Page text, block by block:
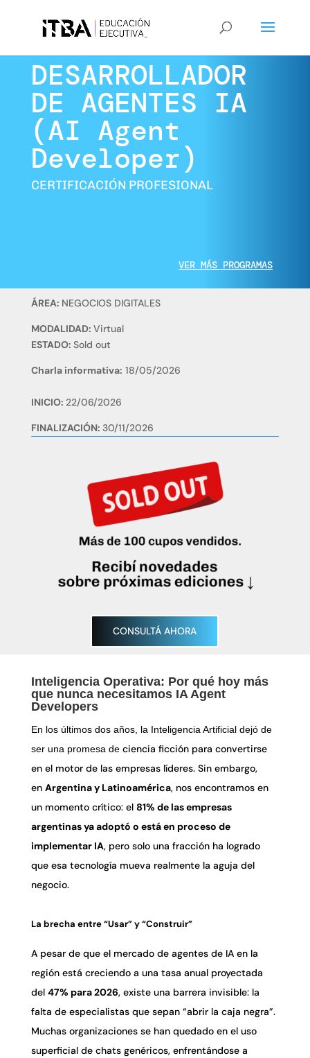
DESARROLLADOR
DE AGENTES IA
(AI Agent
Developer)
CERTIFICACIÓN PROFESIONAL
VER MÁS PROGRAMAS
ÁREA: NEGOCIOS DIGITALES
MODALIDAD: Virtual
ESTADO: Sold out
Charla informativa: 18/05/2026
INICIO: 22/06/2026
FINALIZACIÓN: 30/11/2026
CONSULTÁ AHORA
Inteligencia Operativa: Por qué hoy más
que nunca necesitamos IA Agent
Developers
En los últimos dos años, la Inteligencia Artificial dejó de
ser una promesa de ciencia ficción para convertirse
en el motor de las empresas líderes. Sin embargo,
en Argentina y Latinoamérica, nos encontramos en
un momento crítico: el 81% de las empresas
argentinas ya adoptó o está en proceso de
implementar IA, pero solo una fracción ha logrado
que esa tecnología mueva realmente la aguja del
negocio.
La brecha entre “Usar” y “Construir”
A pesar de que el mercado de agentes de IA en la
región está creciendo a una tasa anual proyectada
del 47% para 2026, existe una barrera invisible: la
falta de especialistas que sepan “abrir la caja negra”.
Muchas organizaciones se han quedado en el uso
superficial de chats genéricos, enfrentándose a